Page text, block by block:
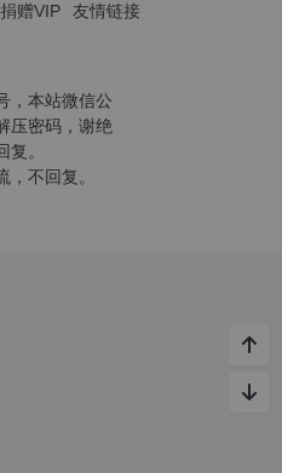
捐赠VIP 友情链接
，本站微信公
压密码，谢绝
。
不回复。